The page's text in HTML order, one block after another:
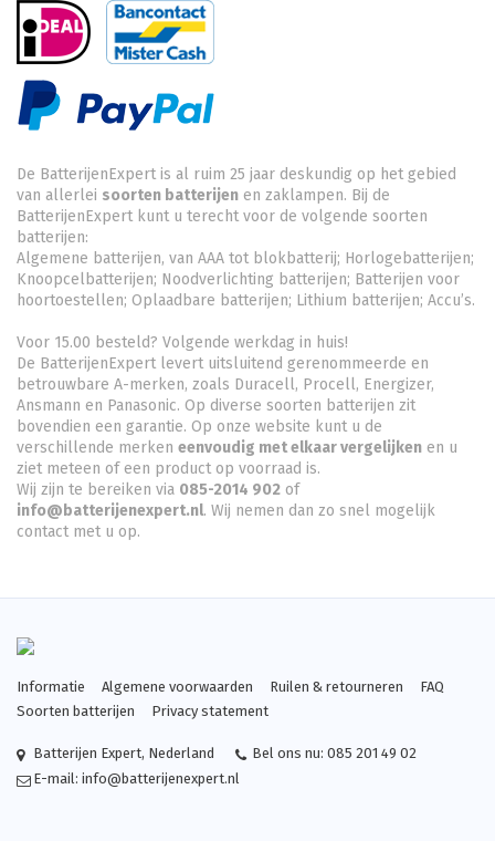
De BatterijenExpert is al ruim 25 jaar deskundig op het gebied
van allerlei soorten batterijen en zaklampen. Bij de
BatterijenExpert kunt u terecht voor de volgende soorten
batterijen:
Algemene batterijen, van AAA tot blokbatterij; Horlogebatterijen;
Knoopcelbatterijen; Noodverlichting batterijen; Batterijen voor
hoortoestellen; Oplaadbare batterijen; Lithium batterijen; Accu’s.
Voor 15.00 besteld? Volgende werkdag in huis!
De BatterijenExpert levert uitsluitend gerenommeerde en
betrouwbare A-merken, zoals Duracell, Procell, Energizer,
Ansmann en Panasonic. Op diverse soorten batterijen zit
bovendien een garantie. Op onze website kunt u de
verschillende merken eenvoudig met elkaar vergelijken en u
ziet meteen of een product op voorraad is.
Wij zijn te bereiken via 085-2014 902 of
info@batterijenexpert.nl. Wij nemen dan zo snel mogelijk
contact met u op.
Informatie Algemene voorwaarden Ruilen & retourneren
FAQ
Soorten batterijen
Privacy statement
Batterijen Expert, Nederland Bel ons nu: 085 201 49 02
E-mail: info@batterijenexpert.nl